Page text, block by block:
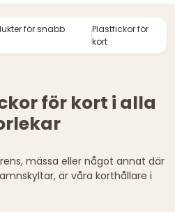
för snabb
Plastfickor för
kort
för kort i alla
mässa eller något annat där
är våra korthållare i